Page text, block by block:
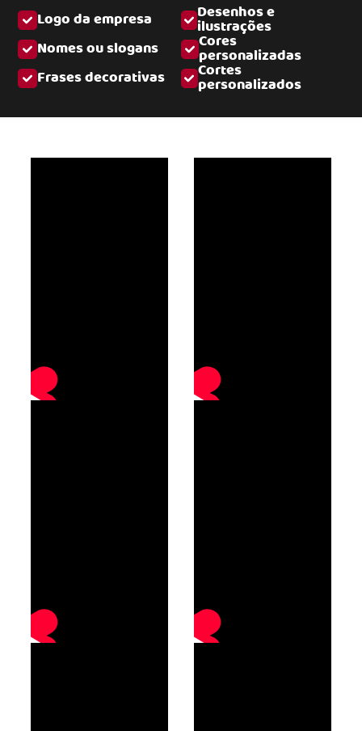
Logo da empresa Desenhos e
ilustrações
Nomes ou slogans
Cores
personalizadas
Frases decorativas
Cortes
personalizados